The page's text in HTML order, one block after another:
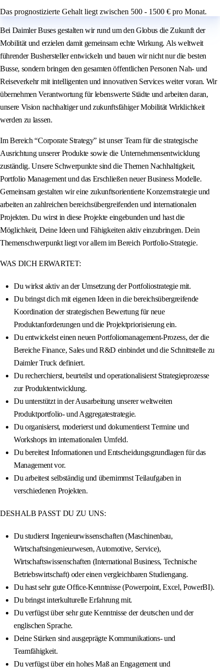
Das prognostizierte Gehalt liegt zwischen 500 - 1500 € pro Monat.
Bei Daimler Buses gestalten wir rund um den Globus die Zukunft der
Mobilität und erzielen damit gemeinsam echte Wirkung. Als weltweit
führender Bushersteller entwickeln und bauen wir nicht nur die besten
Busse, sondern bringen den gesamten öffentlichen Personen Nah- und
Reiseverkehr mit intelligenten und innovativen Services weiter voran. Wir
übernehmen Verantwortung für lebenswerte Städte und arbeiten daran,
unsere Vision nachhaltiger und zukunftsfähiger Mobilität Wirklichkeit
werden zu lassen.
Im Bereich “Corporate Strategy” ist unser Team für die strategische
Ausrichtung unserer Produkte sowie die Unternehmensentwicklung
zuständig. Unsere Schwerpunkte sind die Themen Nachhaltigkeit,
Portfolio Management und das Erschließen neuer Business Modelle.
Gemeinsam gestalten wir eine zukunftsorientierte Konzernstrategie und
arbeiten an zahlreichen bereichsübergreifenden und internationalen
Projekten. Du wirst in diese Projekte eingebunden und hast die
Möglichkeit, Deine Ideen und Fähigkeiten aktiv einzubringen. Dein
Themenschwerpunkt liegt vor allem im Bereich Portfolio-Strategie.
WAS DICH ERWARTET:
Du wirkst aktiv an der Umsetzung der Portfoliostrategie mit.
Du bringst dich mit eigenen Ideen in die bereichsübergreifende
Koordination der strategischen Bewertung für neue
Produktanforderungen und die Projektpriorisierung ein.
Du entwickelst einen neuen Portfoliomanagement-Prozess, der die
Bereiche Finance, Sales und R&D einbindet und die Schnittstelle zu
Daimler Truck definiert.
Du recherchierst, beurteilst und operationalisierst Strategieprozesse
zur Produktentwicklung.
Du unterstützt in der Ausarbeitung unserer weltweiten
Produktportfolio- und Aggregatestrategie.
Du organisierst, moderierst und dokumentierst Termine und
Workshops im internationalen Umfeld.
Du bereitest Informationen und Entscheidungsgrundlagen für das
Management vor.
Du arbeitest selbständig und übernimmst Teilaufgaben in
verschiedenen Projekten.
DESHALB PASST DU ZU UNS:
Du studierst Ingenieurwissenschaften (Maschinenbau,
Wirtschaftsingenieurwesen, Automotive, Service),
Wirtschaftswissenschaften (International Business, Technische
Betriebswirtschaft) oder einen vergleichbaren Studiengang.
Du hast sehr gute Office-Kenntnisse (Powerpoint, Excel, PowerBI).
Du bringst interkulturelle Erfahrung mit.
Du verfügst über sehr gute Kenntnisse der deutschen und der
englischen Sprache.
Deine Stärken sind ausgeprägte Kommunikations- und
Teamfähigkeit.
Du verfügst über ein hohes Maß an Engagement und